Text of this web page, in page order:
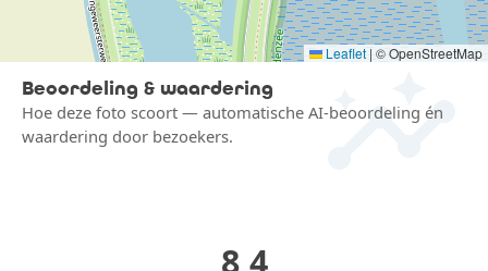
Leaflet | © OpenStreetMap
insights
Beoordeling & waardering
Hoe deze foto scoort — automatische AI-beoordeling én
waardering door bezoekers.